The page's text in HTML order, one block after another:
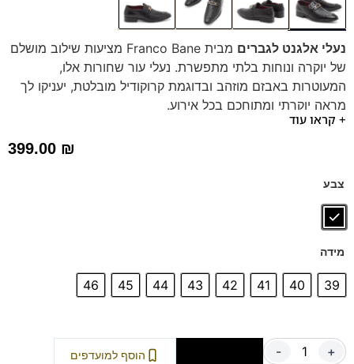
נעלי אלגנט לגברים
מבית Franco Bane מציעות שילוב מושלם
של יוקרה ונוחות בלתי מתפשרת. נעלי עור שחורות אלו,
המעוטרות באבזם מוזהב ובדוגמת קרוקודיל מובלטת, יעניקו לך
מראה יוקרתי ומתוחכם בכל אירוע.
+ קראו עוד
399.00 ₪
צבע
מידה
39
40
41
42
43
44
45
46
- + הוסף למועדפים